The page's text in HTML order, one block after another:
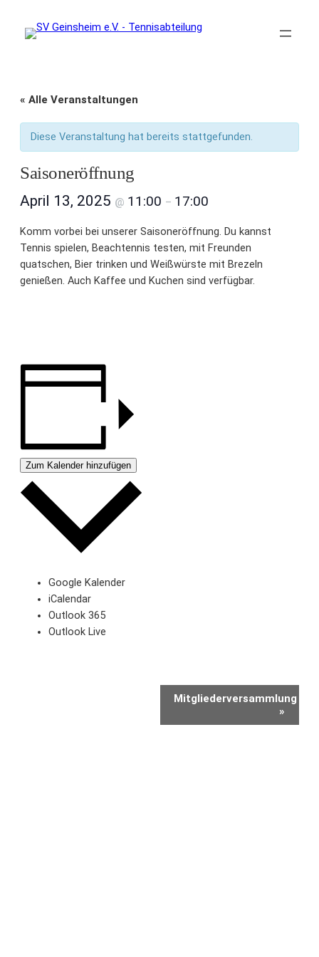
« Alle Veranstaltungen
Diese Veranstaltung hat bereits stattgefunden.
Saisoneröffnung
April 13, 2025 @ 11:00 – 17:00
Komm vorbei bei unserer Saisoneröffnung. Du kannst
Tennis spielen, Beachtennis testen, mit Freunden
quatschen, Bier trinken und Weißwürste mit Brezeln
genießen. Auch Kaffee und Kuchen sind verfügbar.
Zum Kalender hinzufügen
Google Kalender
iCalendar
Outlook 365
Outlook Live
Mitgliederversammlung
»